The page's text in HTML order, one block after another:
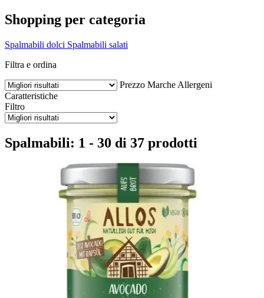
Shopping per categoria
Spalmabili dolci Spalmabili salati
Filtra e ordina
Prezzo Marche Allergeni
Caratteristiche
Filtro
Spalmabili: 1 - 30 di 37 prodotti